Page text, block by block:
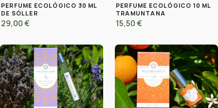
PERFUME ECOLÓGICO 30 ML
DE SÓLLER
29,00 €
PERFUME ECOLÓGICO 10 ML
TRAMUNTANA
15,50 €